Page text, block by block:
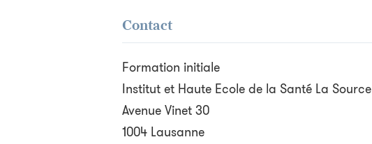
Contact
Formation initiale
Institut et Haute Ecole de la Santé La Source
Avenue Vinet 30
1004 Lausanne